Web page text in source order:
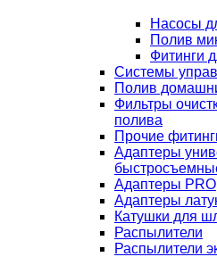
Насосы
Полив
Фитинги
Системы
Полив
Фильтры
полива
Прочие
Адаптеры
Адаптеры PRO
Адаптеры
Катушки для
Распылители
Распылители